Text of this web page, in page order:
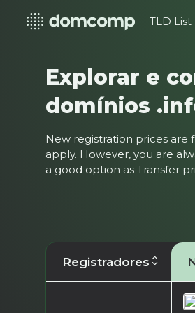
TLD List
Explorar e
domínios
New registration prices are
apply. However, you are
a good option as Transfer
Registradores